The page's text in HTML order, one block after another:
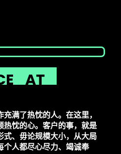
AT
满了热忱的人。在这里，
热忱的心。客户的事，就是
式、毋论规模大小，从大局
个人都尽心尽力、竭诚奉